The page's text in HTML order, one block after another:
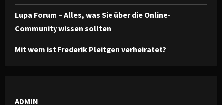
Lupa Forum – Alles, was Sie über die Online-
Community wissen sollten
Mit wem ist Frederik Pleitgen verheiratet?
ADMIN